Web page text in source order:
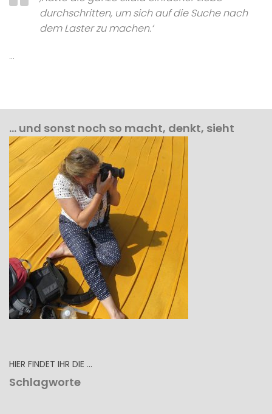
durchschritten, um sich auf die Suche nach
dem Laster zu machen.‘
…
… und sonst noch so macht, denkt, sieht
HIER FINDET IHR DIE …
Schlagworte